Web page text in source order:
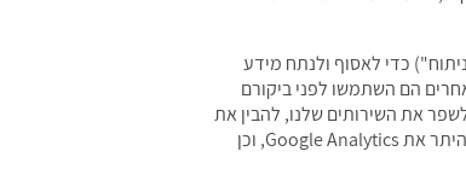
כדי לאסוף ולנתח מידע
הם השתמשו לפני ביקורם
את השירותים שלנו, להבין את
המגמות וצרכי הלקוח ולשקול מוצרים ושירותים חדשים, והתאמת מוצרים ושירותים קיימים לרצונות הלקוח. כלי ניתוח כאמור כוללים בין היתר את Google Analytics, וכן